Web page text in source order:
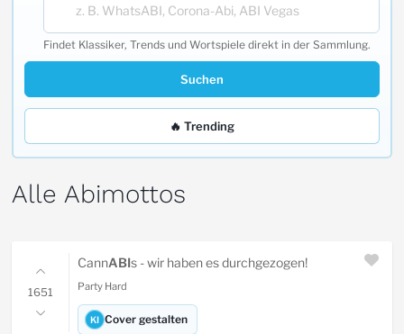
Findet Klassiker, Trends und Wortspiele direkt in der Sammlung.
Suchen
🔥 Trending
Alle Abimottos
1651
CannABIs - wir haben es durchgezogen!
Party Hard
KI Cover gestalten